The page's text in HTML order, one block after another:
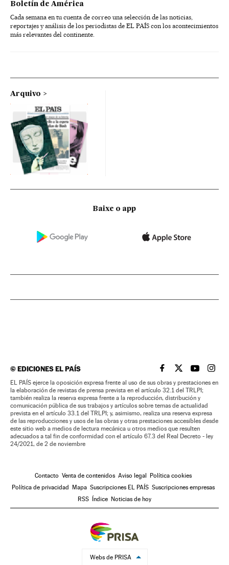
Boletín de América
Cada semana en tu cuenta de correo una selección de las noticias,
reportajes y análisis de los periodistas de EL PAÍS con los acontecimientos
más relevantes del continente.
Arquivo
Baixe o app
©EDICIONES EL PAÍS EL PAÍS BRASIL EN
EL PAÍSEL PAÍS
EL
EL PAÍS ejerce la oposición expresa frente al uso de sus obras y prestaciones en
la elaboración de revistas de prensa prevista en el artículo 32.1 del TRLPI;
también realiza la reserva expresa frente a la reproducción, distribución y
comunicación pública de sus trabajos y artículos sobre temas de actualidad
prevista en el artículo 33.1 del TRLPI; y, asimismo, realiza una reserva expresa
de las reproducciones y usos de las obras y otras prestaciones accesibles desde
este sitio web a medios de lectura mecánica u otros medios que resulten
adecuados a tal fin de conformidad con el artículo 67.3 del Real Decreto - ley
24/2021, de 2 de noviembre
Contacto Venta de contenidos Aviso legal
Política cookies
Política de privacidad
Mapa Suscripciones EL PAÍS Suscripciones empresas
RSS
Índice Noticias de hoy
Webs de PRISA